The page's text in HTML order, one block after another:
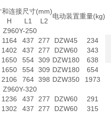
和连接尺寸(mm)
电动装置重量(kg)
H L1
L2
Z960Y-250
1164 437 277 DZW45
234
1402 437 277 DZW60
343
1650 554 309 DZW180
638
1650 554 309 DZW180
654
2106 764 398 DZW350
1973
Z960Y-320
1236 437 277 DZW60
291
1302 437 277 DZW60
315